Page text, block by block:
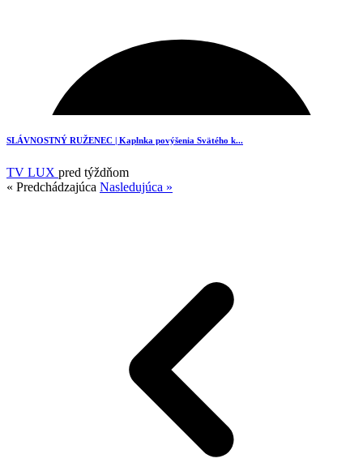
SLÁVNOSTNÝ RUŽENEC | Kaplnka povýšenia Svätého k...
TV LUX pred týždňom
« Predchádzajúca Nasledujúca »